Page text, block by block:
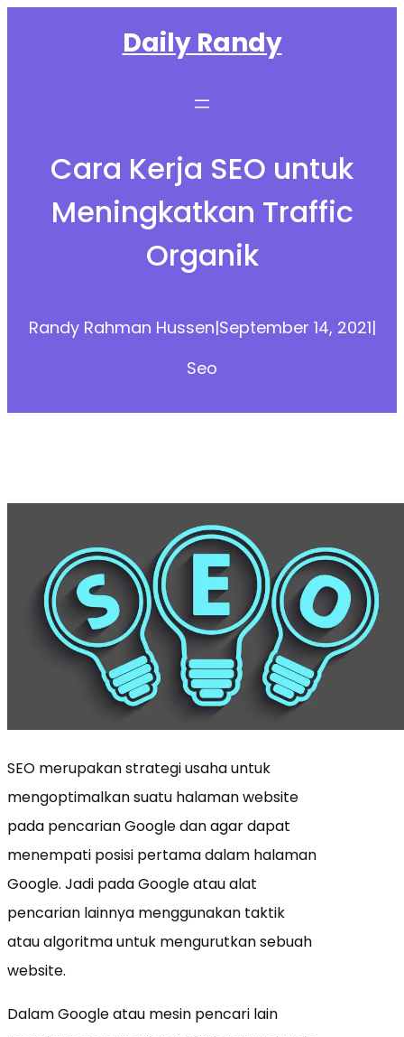
Daily Randy
Cara Kerja SEO untuk
Meningkatkan Traffic
Organik
Randy Rahman Hussen|September 14, 2021|
Seo
SEO merupakan strategi usaha untuk
mengoptimalkan suatu halaman website
pada pencarian Google dan agar dapat
menempati posisi pertama dalam halaman
Google. Jadi pada Google atau alat
pencarian lainnya menggunakan taktik
atau algoritma untuk mengurutkan sebuah
website.
Dalam Google atau mesin pencari lain